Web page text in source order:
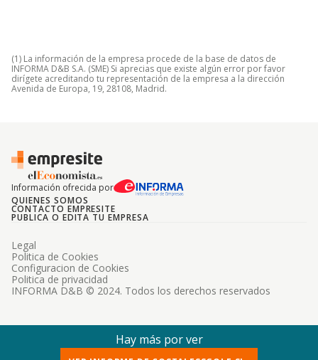
(1) La información de la empresa procede de la base de datos de
INFORMA D&B S.A. (SME) Si aprecias que existe algún error por favor
dirígete acreditando tu representación de la empresa a la dirección
Avenida de Europa, 19, 28108, Madrid.
Información ofrecida por
QUIENES SOMOS
CONTACTO EMPRESITE
PUBLICA O EDITA TU EMPRESA
INFORMA D&B © 2024. Todos los derechos reservados
Legal
Politica de Cookies
Configuracion de Cookies
Politica de privacidad
Hay más por ver